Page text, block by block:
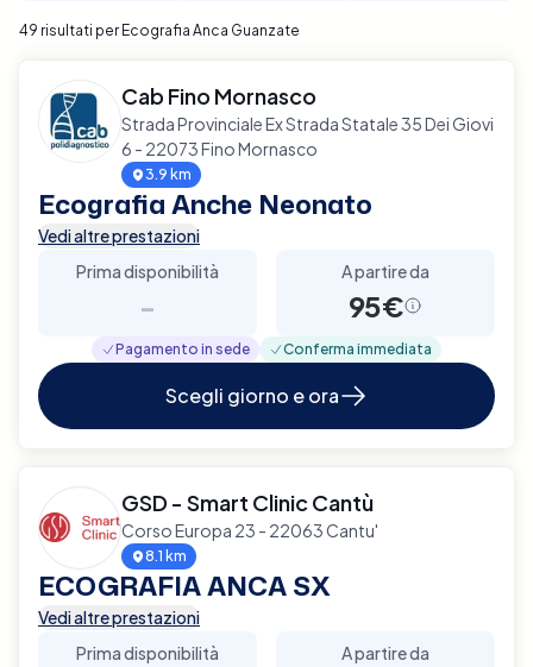
49 risultati per Ecografia Anca Guanzate
Cab Fino Mornasco
Strada Provinciale Ex Strada Statale 35 Dei Giovi
6 - 22073 Fino Mornasco
3.9 km
Ecografia Anche Neonato
Vedi altre prestazioni
Prima disponibilità
-
A partire da
95€
Pagamento in sede Conferma immediata
Scegli giorno e ora
GSD - Smart Clinic Cantù
Corso Europa 23 - 22063 Cantu'
8.1 km
ECOGRAFIA ANCA SX
Vedi altre prestazioni
Prima disponibilità
A partire da